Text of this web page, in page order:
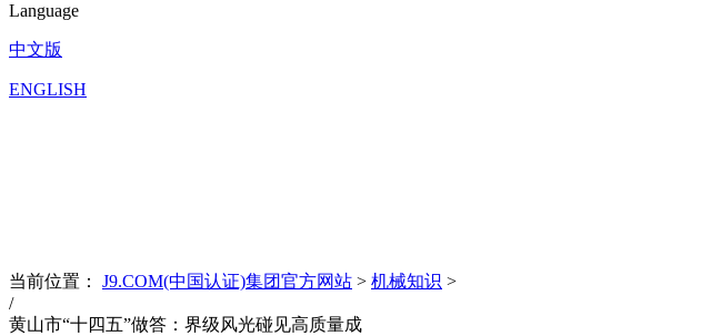
Language
中文版
ENGLISH
当前位置： J9.COM(中国认证)集团官方网站 > 机械知识 >
/
黄山市“十四五”做答：界级风光碰见高质量成